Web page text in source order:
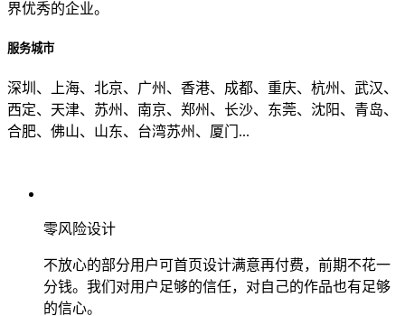
界优秀的企业。
服务城市
深圳、上海、北京、广州、香港、成都、重庆、杭州、武汉、
西定、天津、苏州、南京、郑州、长沙、东莞、沈阳、青岛、
合肥、佛山、山东、台湾苏州、厦门...
零风险设计
不放心的部分用户可首页设计满意再付费，前期不花一
分钱。我们对用户足够的信任，对自己的作品也有足够
的信心。